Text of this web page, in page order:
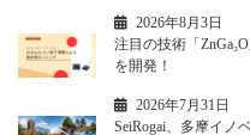
2026年8月3日
注目の技術「
を開発！
2026年7月31日
SeiRogai、多摩イノ